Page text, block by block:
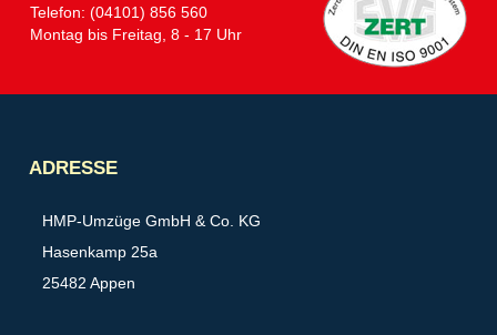
Telefon: (04101) 856 560
Montag bis Freitag, 8 - 17 Uhr
ADRESSE
HMP-Umzüge GmbH & Co. KG
Hasenkamp 25a
25482 Appen